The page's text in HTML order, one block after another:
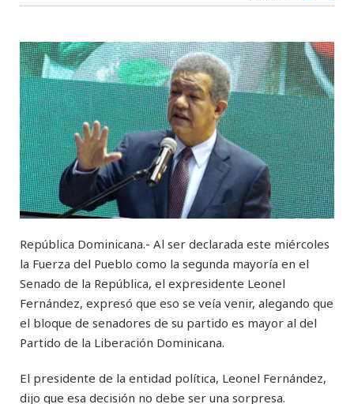
República Dominicana.- Al ser declarada este miércoles
la Fuerza del Pueblo como la segunda mayoría en el
Senado de la República, el expresidente Leonel
Fernández, expresó que eso se veía venir, alegando que
el bloque de senadores de su partido es mayor al del
Partido de la Liberación Dominicana.
El presidente de la entidad política, Leonel Fernández,
dijo que esa decisión no debe ser una sorpresa.